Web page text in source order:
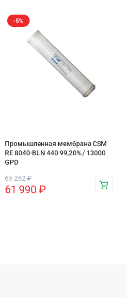
-5%
Промышленная мембрана CSM
RE 8040-BLN 440 99,20% / 13000
GPD
65 252₽
61 990 ₽